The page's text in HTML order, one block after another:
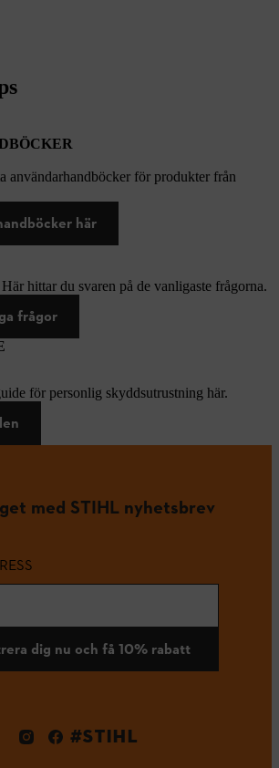
användarhandböcker för produkter från
här
hittar du svaren på de vanligaste frågorna.
frågor
för personlig skyddsutrustning här.
med STIHL nyhetsbrev
dig nu och få 10% rabatt
#STIHL